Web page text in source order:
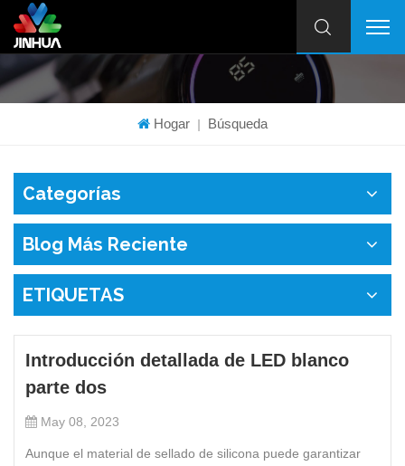
Hogar | Búsqueda
Categorías
Blog Más Reciente
ETIQUETAS
Introducción detallada de LED blanco
parte dos
May 08, 2023
Aunque el material de sellado de silicona puede garantizar